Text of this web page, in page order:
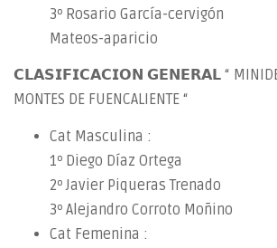
3º Rosario García-cervigón
Mateos-aparicio
𝗖𝗟𝗔𝗦𝗜𝗙𝗜𝗖𝗔𝗖𝗜𝗢𝗡 𝗚𝗘𝗡𝗘𝗥𝗔𝗟 “
MONTES DE FUENCALIENTE “
Cat Masculina :
1º Diego Díaz Ortega
2º Javier Piqueras Trenado
3º Alejandro Corroto Moñino
Cat Femenina :